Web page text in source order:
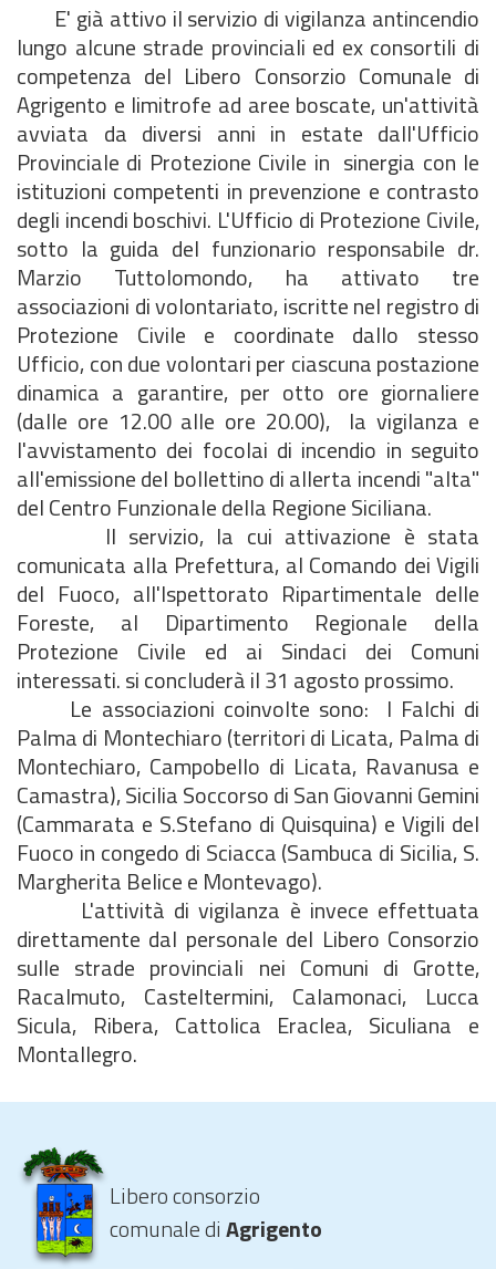
E' già attivo il servizio di vigilanza antincendio
lungo alcune strade provinciali ed ex consortili di
competenza del Libero Consorzio Comunale di
Agrigento e limitrofe ad aree boscate, un'attività
avviata da diversi anni in estate dall'Ufficio
Provinciale di Protezione Civile in sinergia con le
istituzioni competenti in prevenzione e contrasto
degli incendi boschivi. L'Ufficio di Protezione Civile,
sotto la guida del funzionario responsabile dr.
Marzio Tuttolomondo, ha attivato tre
associazioni di volontariato, iscritte nel registro di
Protezione Civile e coordinate dallo stesso
Ufficio, con due volontari per ciascuna postazione
dinamica a garantire, per otto ore giornaliere
(dalle ore 12.00 alle ore 20.00), la vigilanza e
l'avvistamento dei focolai di incendio in seguito
all'emissione del bollettino di allerta incendi "alta"
del Centro Funzionale della Regione Siciliana.
Il servizio, la cui attivazione è stata
comunicata alla Prefettura, al Comando dei Vigili
del Fuoco, all'Ispettorato Ripartimentale delle
Foreste, al Dipartimento Regionale della
Protezione Civile ed ai Sindaci dei Comuni
interessati. si concluderà il 31 agosto prossimo.
Le associazioni coinvolte sono: I Falchi di
Palma di Montechiaro (territori di Licata, Palma di
Montechiaro, Campobello di Licata, Ravanusa e
Camastra), Sicilia Soccorso di San Giovanni Gemini
(Cammarata e S.Stefano di Quisquina) e Vigili del
Fuoco in congedo di Sciacca (Sambuca di Sicilia, S.
Margherita Belice e Montevago).
L'attività di vigilanza è invece effettuata
direttamente dal personale del Libero Consorzio
sulle strade provinciali nei Comuni di Grotte,
Racalmuto, Casteltermini, Calamonaci, Lucca
Sicula, Ribera, Cattolica Eraclea, Siculiana e
Montallegro.
Libero consorzio
comunale diAgrigento